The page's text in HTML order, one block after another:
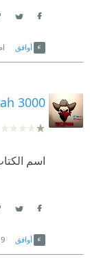
أوافق
3000
اسم
أوافق